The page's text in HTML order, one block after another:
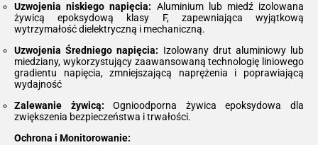
Uzwojenia niskiego napięcia: Aluminium lub miedź izolowana
żywicą epoksydową klasy F, zapewniająca wyjątkową
wytrzymałość dielektryczną i mechaniczną.
Uzwojenia Średniego napięcia: Izolowany drut aluminiowy lub
miedziany, wykorzystujący zaawansowaną technologię liniowego
gradientu napięcia, zmniejszającą naprężenia i poprawiającą
wydajność
Zalewanie żywicą: Ognioodporna żywica epoksydowa dla
zwiększenia bezpieczeństwa i trwałości.
Ochrona i Monitorowanie: